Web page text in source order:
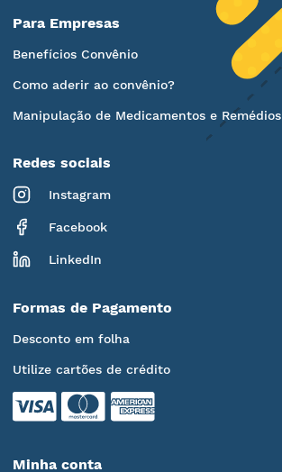
Para Empresas
Benefícios Convênio
Como aderir ao convênio?
Manipulação de Medicamentos e Remédios
Redes sociais
Instagram
Facebook
LinkedIn
Formas de Pagamento
Desconto em folha
Utilize cartões de crédito
Minha conta